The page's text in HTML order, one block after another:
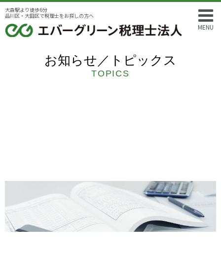
MENU
大森駅より徒歩6分
品川区・大田区で税理士をお探しの方へ
お知らせ／トピックス
TOPICS